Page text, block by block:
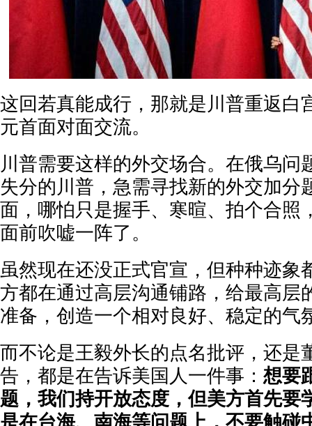
这回若真能成行，那就是川普重返白
元首面对面交流。
川普需要这样的外交场合。在俄乌问
失分的川普，急需寻找新的外交加分
面，哪怕只是握手、寒暄、拍个合照
面前吹嘘一阵了。
虽然现在还没正式官宣，但种种迹象
方都在通过高层沟通铺路，给最高层
准备，创造一个相对良好、稳定的气
而不论是王毅外长的点名批评，还是
告，都是在告诉美国人一件事： 想要
题，我们持开放态度，但美方首先要
是在台海、南海等问题上，不要触碰